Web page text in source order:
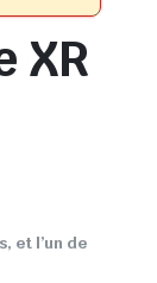
XR
et l’un de